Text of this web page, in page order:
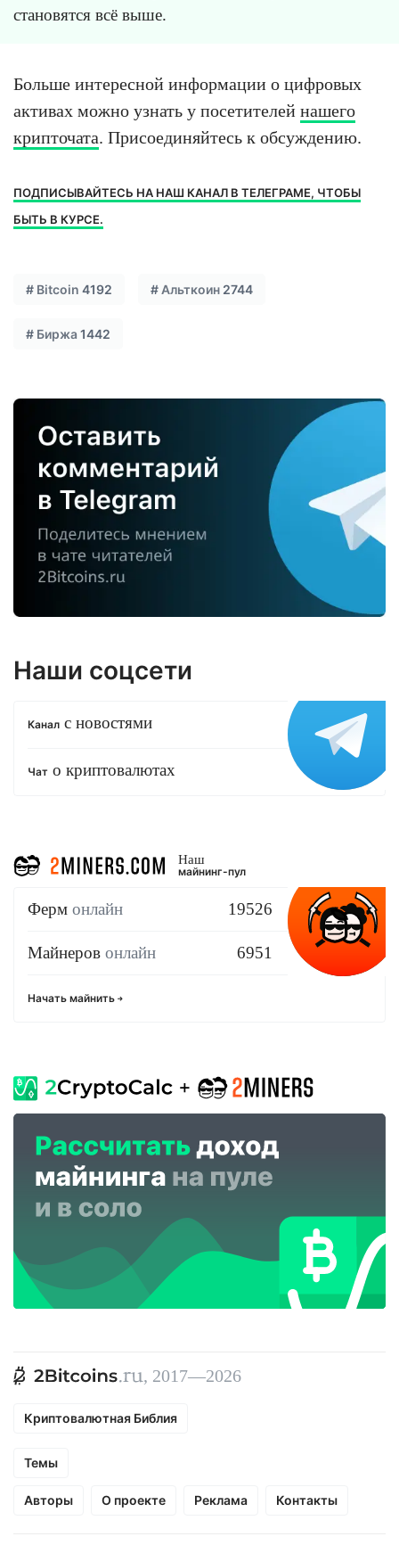
становятся всё выше.
Больше интересной информации о цифровых
активах можно узнать у посетителей нашего
крипточата. Присоединяйтесь к обсуждению.
ПОДПИСЫВАЙТЕСЬ НА НАШ КАНАЛ В ТЕЛЕГРАМЕ, ЧТОБЫ
БЫТЬ В КУРСЕ.
# Bitcoin 4192 # Альткоин 2744
# Биржа 1442
Наши соцсети
Канал с новостями
Чат о криптовалютах
Наш
майнинг-пул
Ферм онлайн 19526
Майнеров онлайн 6951
Начать майнить
, 2017—2026
Криптовалютная Библия
Темы
Авторы О проекте Реклама Контакты